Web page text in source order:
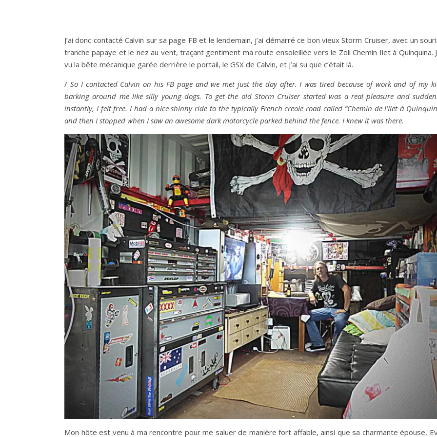
J’ai donc contacté Calvin sur sa page FB et le lendemain, j’ai démarré ce bon vieux Storm Cruiser, avec un
tranche papaye et le nez au vent, traçant gentiment ma route ensoleillée vers le Zoli Chemin Ilet à Quinquina.
vu la bête mécanique garée derrière le portail, le GSX de Calvin, et j’ai su que c’était là.
/ So I contacted Calvin on his FB page and we met just the day after. I was tired because of work and of my
barking around me like silly young dogs. To get the old Storm Cruiser started was a real pleasure and
instantly, I felt free. I had a nice shinny ride to the typically French creole road called “Chemin de l’Ilet à
and then I stopped when I saw an awesome dark motorcycle parked behind the fence. I knew it was there.
Mon hôte est venu à ma rencontre pour me saluer de manière fort affable, ainsi que sa charmante épouse,